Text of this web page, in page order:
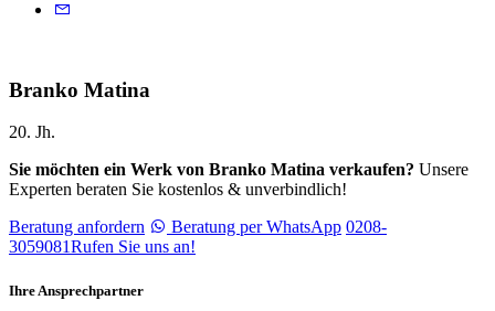
Branko Matina
20. Jh.
Sie möchten ein Werk von Branko Matina verkaufen? Unsere
Experten beraten Sie kostenlos & unverbindlich!
Beratung anfordern
Beratung per WhatsApp 0208-
3059081Rufen Sie uns an!
Ihre Ansprechpartner